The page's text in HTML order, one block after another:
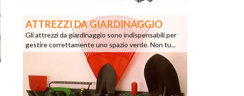
ATTREZZI DA GIARDINAGGIO
Gli attrezzi da giardinaggio sono indispensabili per
gestire correttamente uno spazio verde. Non tu...